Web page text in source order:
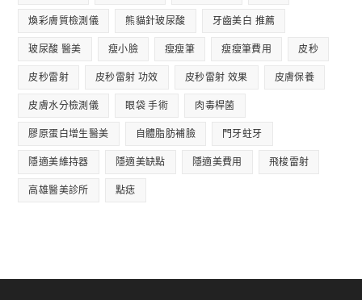
煥彩膚質檢測儀 熊貓針玻尿酸 牙齒美白 推薦
玻尿酸 醫美 瘦小臉 瘦瘦筆 瘦瘦筆費用 皮秒
皮秒雷射 皮秒雷射 功效 皮秒雷射 效果 皮膚保養
皮膚水分檢測儀 眼袋 手術 肉毒桿菌
膠原蛋白增生醫美 自體脂肪補臉 門牙蛀牙
隱適美維持器 隱適美缺點 隱適美費用 飛梭雷射
高雄醫美診所 點痣